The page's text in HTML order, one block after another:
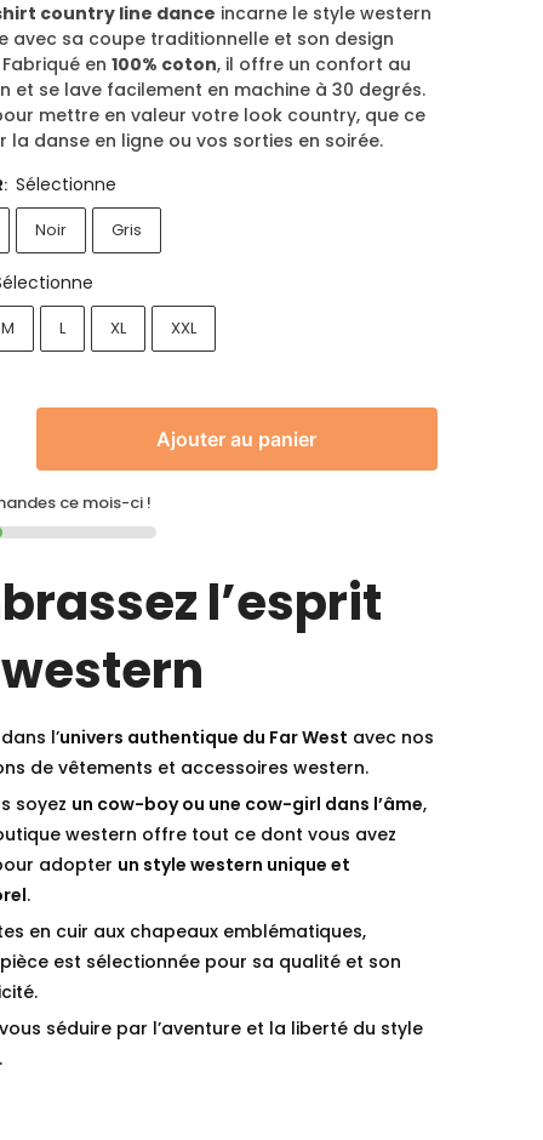
country line dance incarne le style western
avec sa coupe traditionnelle et son design
en 100% coton, il offre un confort au
et se lave facilement en machine à 30 degrés.
mettre en valeur votre look country, que ce
la danse en ligne ou vos sorties en soirée.
: Sélectionne
Noir Gris
M L XL
XXL
Ajouter au panier
ce mois-ci !
l’esprit
l’univers authentique du Far West avec nos
de vêtements et accessoires western.
soyez un cow-boy ou une cow-girl dans l’âme,
western offre tout ce dont vous avez
adopter un style western unique et
.
en cuir aux chapeaux emblématiques,
est sélectionnée pour sa qualité et son
séduire par l’aventure et la liberté du style